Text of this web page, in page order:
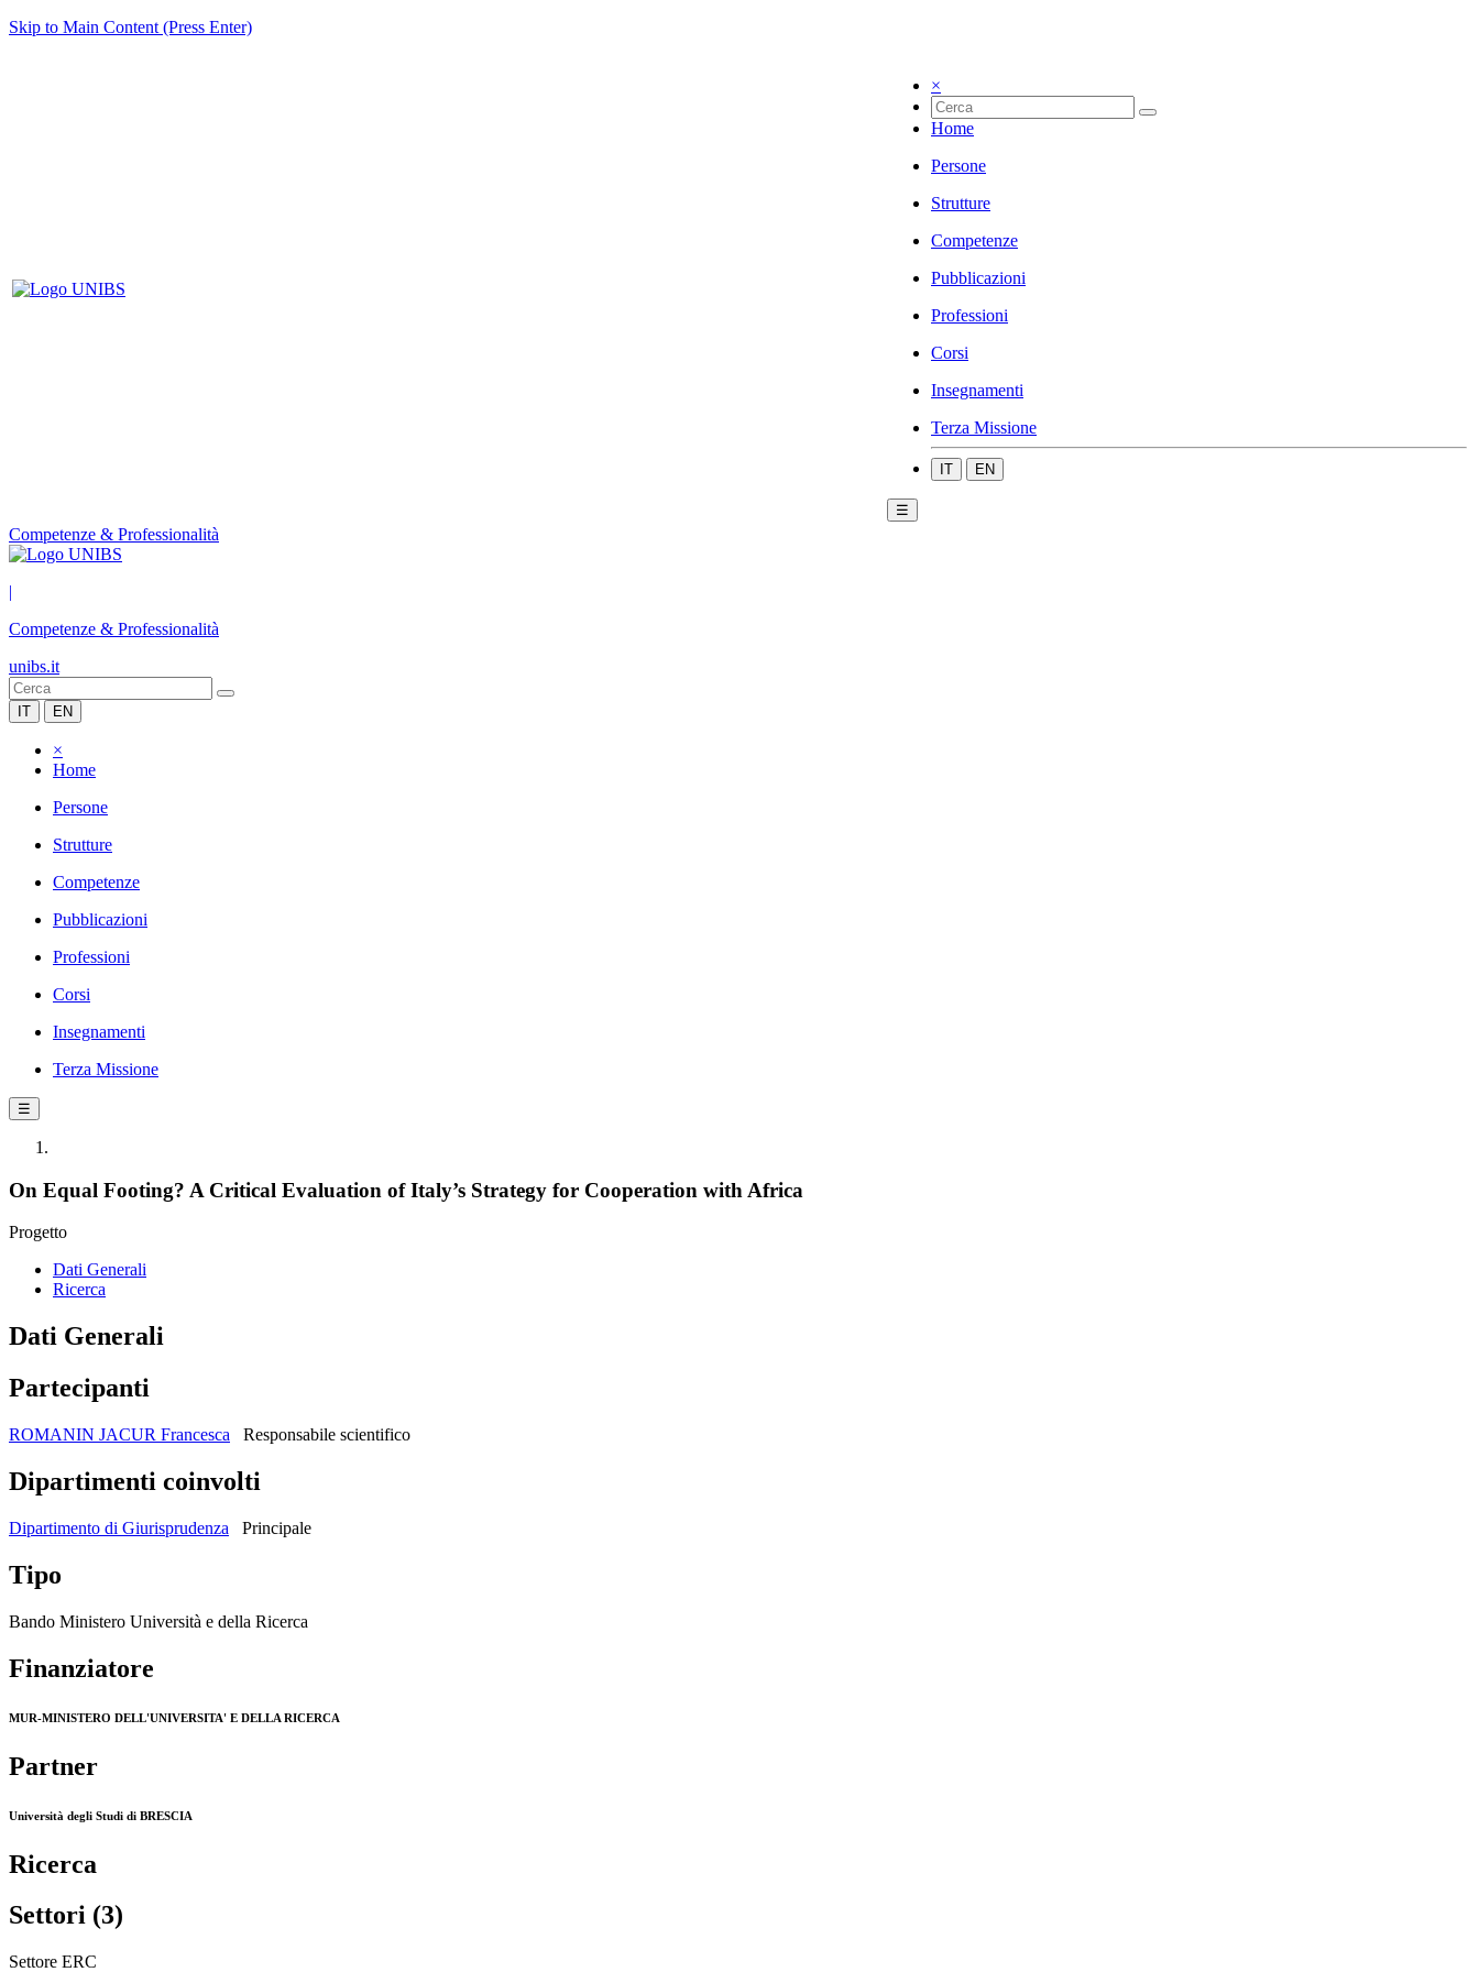
Skip to Main Content (Press Enter)
×
Home
Persone
Strutture
Competenze
Pubblicazioni
Professioni
Corsi
Insegnamenti
Terza Missione
IT EN
☰
Competenze & Professionalità
|
Competenze & Professionalità
unibs.it
IT EN
×
Home
Persone
Strutture
Competenze
Pubblicazioni
Professioni
Corsi
Insegnamenti
Terza Missione
☰
On Equal Footing? A Critical Evaluation of Italy’s Strategy for Cooperation with Africa
Progetto
Dati Generali
Ricerca
Dati Generali
Partecipanti
ROMANIN JACUR Francesca Responsabile scientifico
Dipartimenti coinvolti
Dipartimento di Giurisprudenza Principale
Tipo
Bando Ministero Università e della Ricerca
Finanziatore
MUR-MINISTERO DELL'UNIVERSITA' E DELLA RICERCA
Partner
Università degli Studi di BRESCIA
Ricerca
Settori (3)
Settore ERC